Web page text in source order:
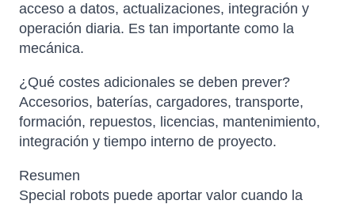
acceso a datos, actualizaciones, integración y
operación diaria. Es tan importante como la
mecánica.
¿Qué costes adicionales se deben prever?
Accesorios, baterías, cargadores, transporte,
formación, repuestos, licencias, mantenimiento,
integración y tiempo interno de proyecto.
Resumen
Special robots puede aportar valor cuando la